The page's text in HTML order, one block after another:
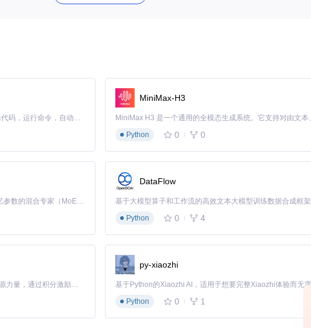
文件
设置）
存
文显示，包括菜单、按钮、提示信息等所有界面元素。
中的常见显示异常？
下原因导致：
Claude Code 的开源替代方案。连接任意大模型，编辑代码，运行命令，自动验证 — 全自动执行。用 Rust 构建，极致性能。 ｜ An open-source alternative to Claude Code. Connect any LLM, edit code, run commands, and verify changes — autonomously. Built in Rust for speed. Get Started
MiniMax-H3
Python
0 0
Kimi K3 是Kimi能力最强的模型：这是一个拥有 2.8 万亿参数的混合专家（MoE）模型，具备原生视觉理解能力，并支持 100 万 token 的上下文窗口。
DataFlow
基于大模型算子和工作流的高效文本大模型训练数据合成框架
Python
0 4
「源启盛夏」暑期校园开发者成长计划旨在激活校园开源力量，通过积分激励、认证扶持、资源倾斜等形式，引导高校组织和开发者完成「入驻 — 建项目 — 做贡献 — 获认证 — 得资源」的完整闭环。无论你是想带领社团入驻平台的组织者，还是希望用代码贡献证明自己的开发者，都能在这里找到属于你的成长路径。
py-xiaozhi
Python
0 1